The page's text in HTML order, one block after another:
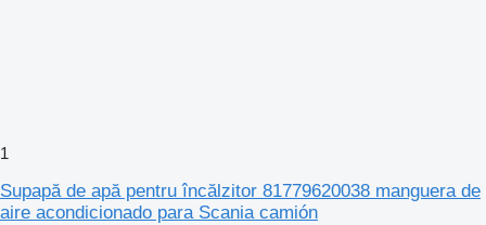
1
Supapă de apă pentru încălzitor 81779620038 manguera de
aire acondicionado para Scania camión